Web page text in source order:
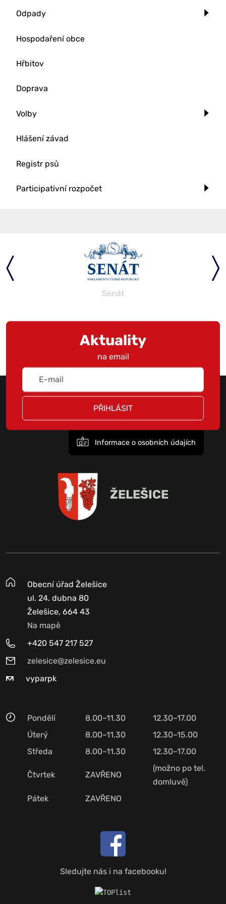
Odpady
Hospodaření obce
Hřbitov
Doprava
Volby
Hlášení závad
Registr psů
Participativní rozpočet
Senát
Aktuality
na email
PŘIHLÁSIT
Informace o osobních údajích
ŽELEŠICE
Obecní úřad Želešice
ul. 24. dubna 80
Želešice, 664 43
Na mapě
+420 547 217 527
zelesice@zelesice.eu
vyparpk
Pondělí 8.00–11.30
12.30–17.00
Úterý
8.00–11.30
12.30–15.00
Středa
8.00–11.30 12.30–17.00
Čtvrtek ZAVŘENO
(možno po tel.
domluvě)
Pátek
ZAVŘENO
Sledujte nás i na facebooku!